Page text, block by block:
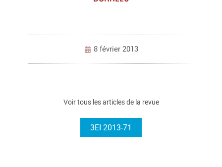
8 février 2013
Voir tous les articles de la revue
3EI 2013-71